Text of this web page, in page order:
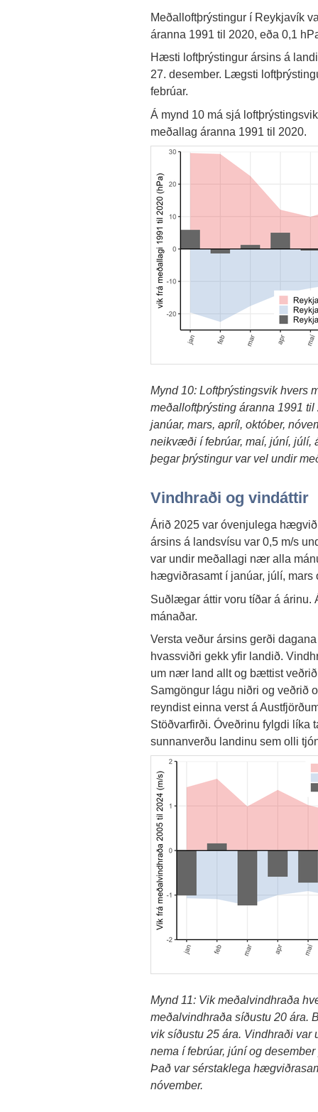
Meðalloftþrýstingur í Reykjavík
áranna 1991 til 2020, eða 0,1
Hæsti loftþrýstingur ársins á
27. desember. Lægsti
febrúar.
Á mynd 10 má sjá
meðallag áranna 1991 til 2020.
Mynd 10: Loftþrýstingsvik hvers
meðalloftþrýsting áranna 1991
janúar, mars, apríl, október,
neikvæði í febrúar, maí, júní, júlí,
þegar þrýstingur var vel undir
Vindhraði og vindáttir
Árið 2025 var óvenjulega
ársins á landsvísu var 0,5 m/s
var undir meðallagi nær alla
hægviðrasamt í janúar, júlí, mars
Suðlægar áttir voru tíðar á árinu.
mánaðar.
Versta veður ársins gerði
hvassviðri gekk yfir landið.
um nær land allt og bættist
Samgöngur lágu niðri og veðrið
reyndist einna verst á
Stöðvarfirði. Óveðrinu fylgdi líka
sunnanverðu landinu sem olli
Mynd 11: Vik meðalvindhraða
meðalvindhraða síðustu 20 ára.
vik síðustu 25 ára. Vindhraði
nema í febrúar, júní og
Það var sérstaklega
nóvember.